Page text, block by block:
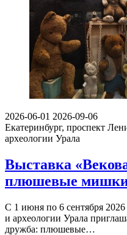
2026-06-01 2026-09-06
Екатеринбург, проспект
археологии Урала
Выставка
плюшевые мишки
С 1 июня по 6 сентября
и археологии Урала
дружба: плюшевые…